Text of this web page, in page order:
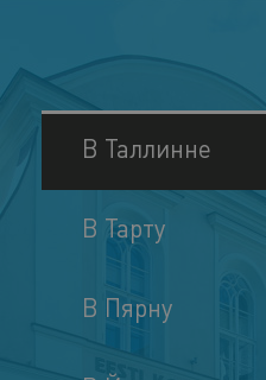
В Таллинне
В Тарту
В Пярну